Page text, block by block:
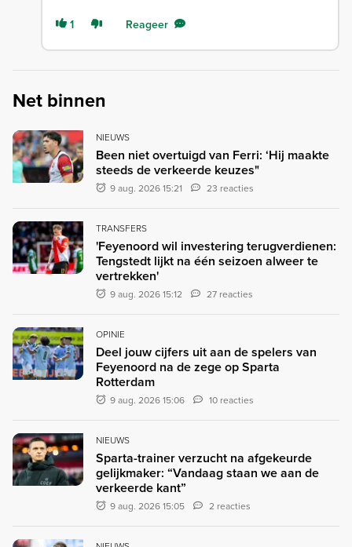
1 Reageer
Net binnen
NIEUWS
Been niet overtuigd van Ferri: ‘Hij maakte
steeds de verkeerde keuzes"
9 aug. 2026 15:21 23 reacties
TRANSFERS
'Feyenoord wil investering terugverdienen:
Tengstedt lijkt na één seizoen alweer te
vertrekken'
9 aug. 2026 15:12 27 reacties
OPINIE
Deel jouw cijfers uit aan de spelers van
Feyenoord na de zege op Sparta
Rotterdam
9 aug. 2026 15:06 10 reacties
NIEUWS
Sparta-trainer verzucht na afgekeurde
gelijkmaker: “Vandaag staan we aan de
verkeerde kant”
9 aug. 2026 15:05 2 reacties